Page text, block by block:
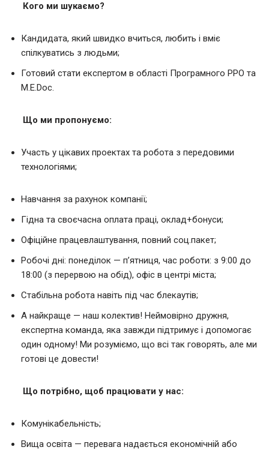
Кого ми шукаємо?
Кандидата, який швидко вчиться, любить і вміє
спілкуватись з людьми;
Готовий стати експертом в області Програмного РРО та
M.E.Doc.
Що ми пропонуємо:
Участь у цікавих проектах та робота з передовими
технологіями;
Навчання за рахунок компанії;
Гідна та своєчасна оплата праці, оклад+бонуси;
Офіційне працевлаштування, повний соц.пакет;
Робочі дні: понеділок — п’ятниця, час роботи: з 9:00 до
18:00 (з перервою на обід), офіс в центрі міста;
Стабільна робота навіть під час блекаутів;
А найкраще — наш колектив! Неймовірно дружня,
експертна команда, яка завжди підтримує і допомогає
один одному! Ми розуміємо, що всі так говорять, але ми
готові це довести!
Що потрібно, щоб працювати у нас:
Комунікабельність;
Вища освіта — перевага надається економічній або